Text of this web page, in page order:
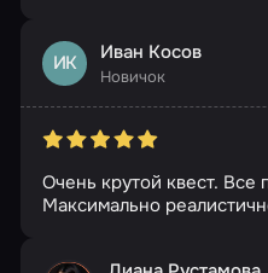
ИК Иван Косов
Новичок
Очень крутой квест.
Максимально